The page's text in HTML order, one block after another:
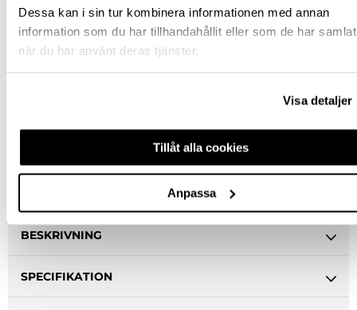
Dessa kan i sin tur kombinera informationen med annan
information som du har tillhandahållit eller som de har
när du har använt deras tjänster.
Visa detaljer
Tillåt alla cookies
Anpassa
Jönköping huvudlager Finns i lager online
Jönköping butik Slut i lager
Ledande leverantör i Sverige
BESKRIVNING
SPECIFIKATION